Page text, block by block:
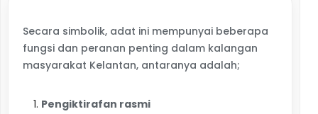
Secara simbolik, adat ini mempunyai beberapa
fungsi dan peranan penting dalam kalangan
masyarakat Kelantan, antaranya adalah;
Pengiktirafan rasmi